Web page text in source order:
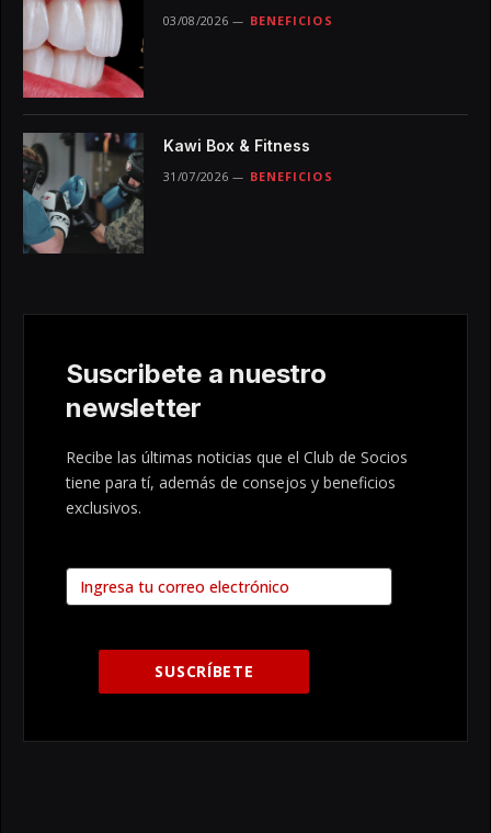
03/08/2026 BENEFICIOS
Kawi Box & Fitness
31/07/2026 BENEFICIOS
Suscribete a nuestro
newsletter
Recibe las últimas noticias que el Club de Socios
tiene para tí, además de consejos y beneficios
exclusivos.